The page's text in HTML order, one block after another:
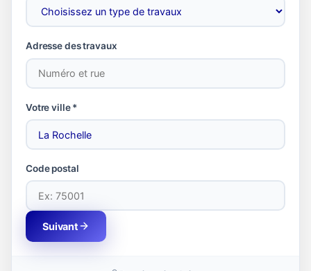
Adresse des travaux
Votre ville *
Code postal
Suivant